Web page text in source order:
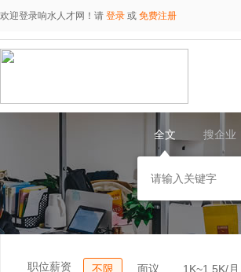
欢迎登录响水人才网！请 登录 或 免费注册
全文 搜企业
职位薪资 不限 面议 1K~1.5K/月